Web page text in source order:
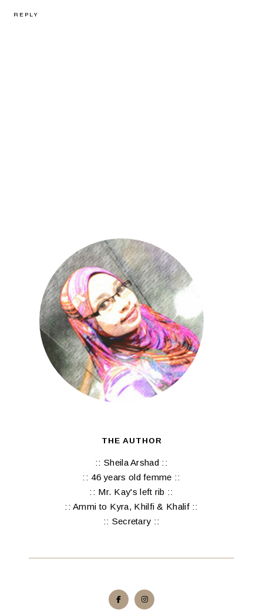
REPLY
THE AUTHOR
:: Sheila Arshad ::
:: 46 years old femme ::
:: Mr. Kay's left rib ::
:: Ammi to Kyra, Khilfi & Khalif ::
:: Secretary ::